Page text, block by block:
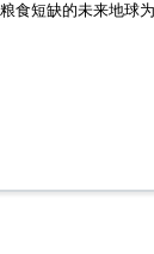
食短缺的未来地球